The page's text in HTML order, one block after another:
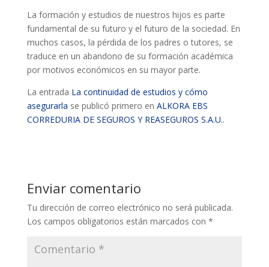
La formación y estudios de nuestros hijos es parte
fundamental de su futuro y el futuro de la sociedad. En
muchos casos, la pérdida de los padres o tutores, se
traduce en un abandono de su formación académica
por motivos económicos en su mayor parte.
La entrada La continuidad de estudios y cómo
asegurarla se publicó primero en ALKORA EBS
CORREDURIA DE SEGUROS Y REASEGUROS S.A.U..
Enviar comentario
Tu dirección de correo electrónico no será publicada.
Los campos obligatorios están marcados con *